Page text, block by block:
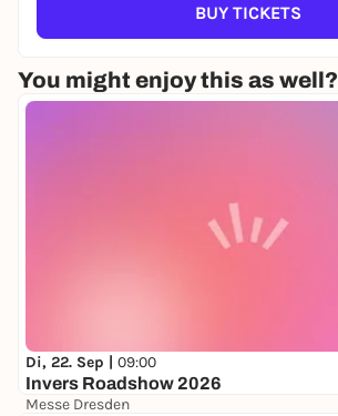
BUY TICKETS
You might enjoy this as well?
Di, 22. Sep | 09:00
Invers Roadshow 2026
Messe Dresden